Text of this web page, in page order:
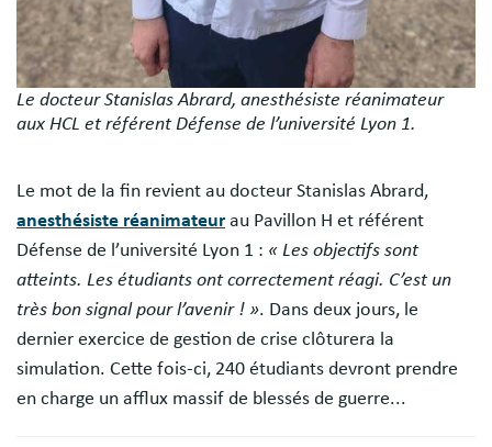
Le docteur Stanislas Abrard, anesthésiste réanimateur
aux HCL et référent Défense de l’université Lyon 1.
Le mot de la fin revient au docteur Stanislas Abrard,
anesthésiste réanimateurau Pavillon H et référent
Défense de l’université Lyon 1 : « Les objectifs sont
atteints. Les étudiants ont correctement réagi. C’est un
très bon signal pour l’avenir ! ». Dans deux jours, le
dernier exercice de gestion de crise clôturera la
simulation. Cette fois-ci, 240 étudiants devront prendre
en charge un afflux massif de blessés de guerre...